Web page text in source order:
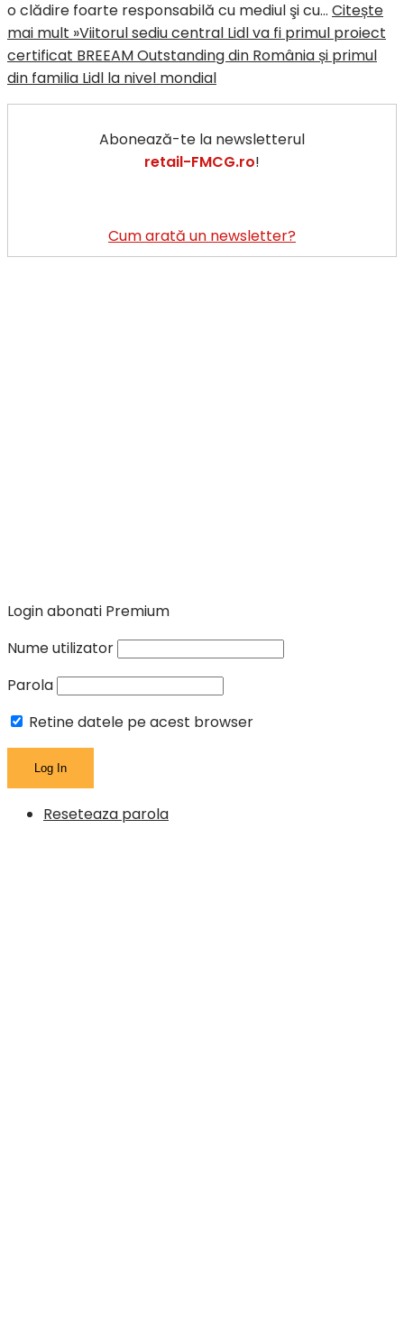
o clădire foarte responsabilă cu mediul şi cu… Citește
mai mult »Viitorul sediu central Lidl va fi primul proiect
certificat BREEAM Outstanding din România și primul
din familia Lidl la nivel mondial
Abonează-te la newsletterul
retail-FMCG.ro!
Cum arată un newsletter?
Login abonati Premium
Nume utilizator
Parola
Retine datele pe acest browser
Reseteaza parola